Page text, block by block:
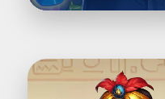
ズ
探
偵
Jewels
of